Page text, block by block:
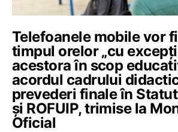
Telefoanele mobile vor
timpul orelor „cu
acestora în scop
acordul cadrului
prevederi finale în
și ROFUIP, trimise la
Oficial